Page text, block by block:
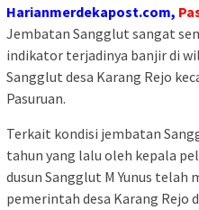
Harianmerdekapost.com,
Jembatan Sangglut sangat
indikator terjadinya banjir di
Sangglut desa Karang Rejo
Pasuruan.
Terkait kondisi jembatan
tahun yang lalu oleh kepala
dusun Sangglut M Yunus telah
pemerintah desa Karang Rejo